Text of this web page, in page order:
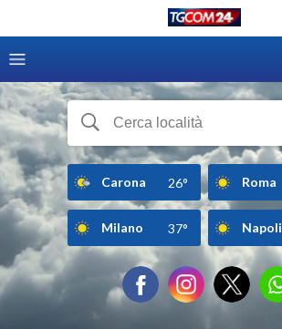
Carona 26° Roma
Milano 37° Napoli